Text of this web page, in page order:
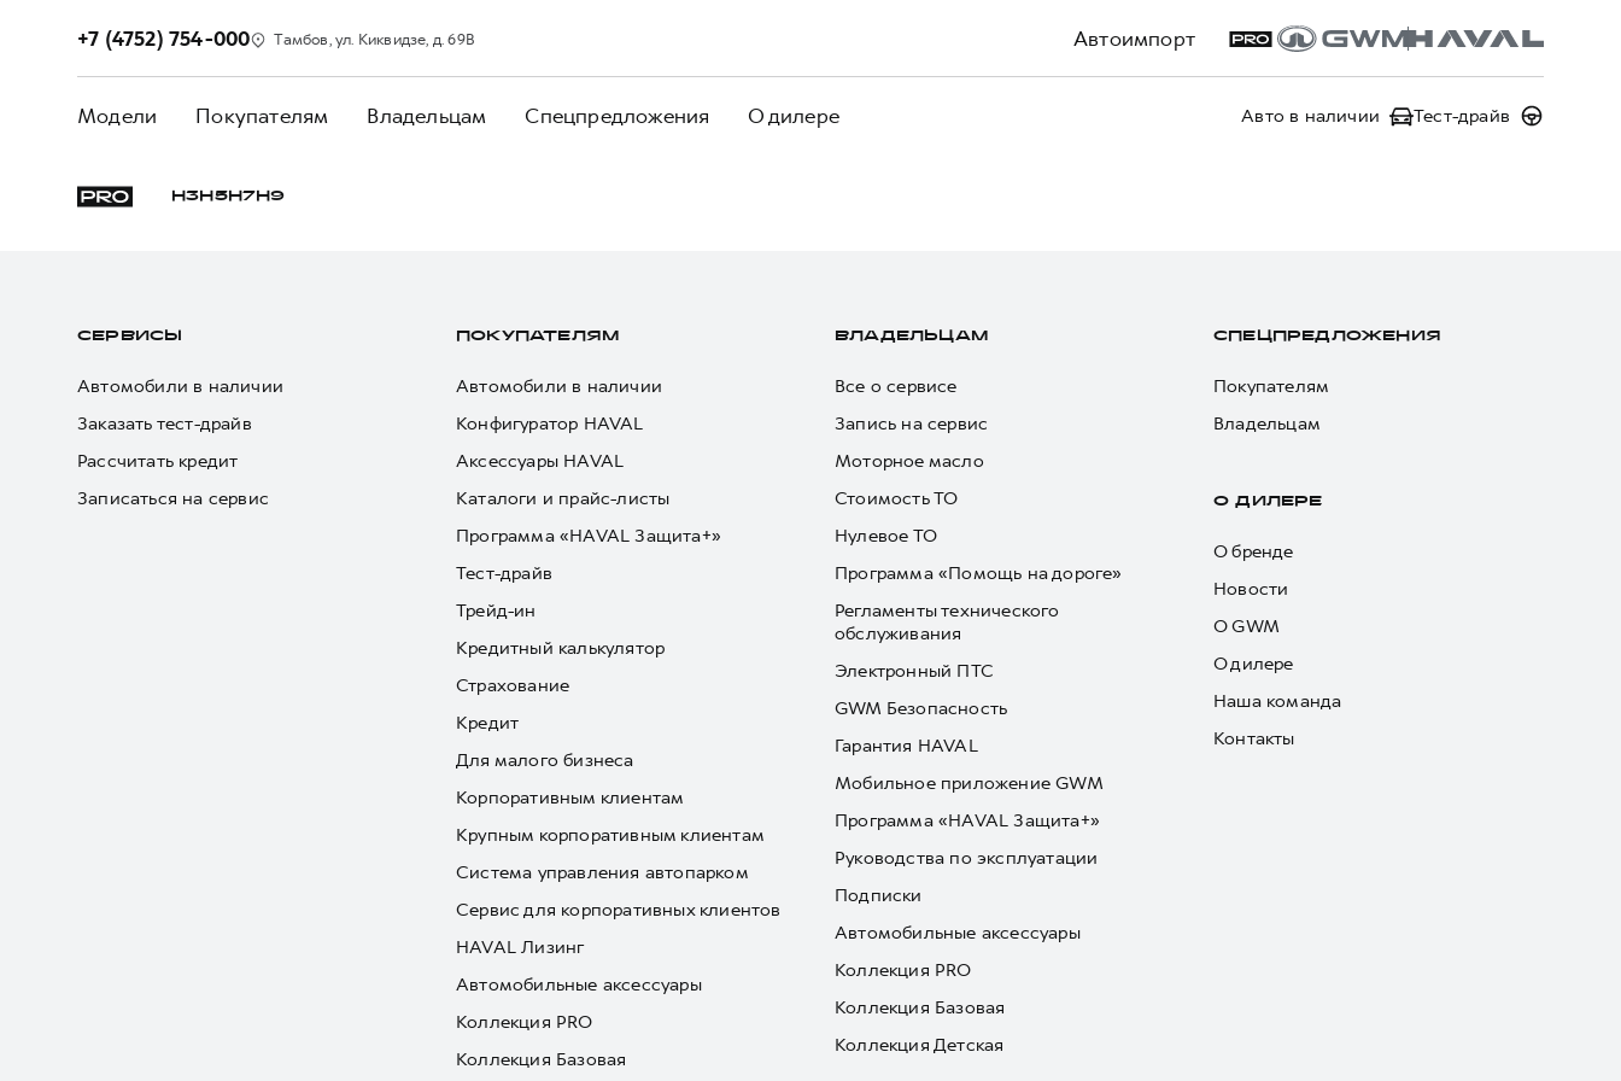
Автоимпорт
+7 (4752) 754-000 Тамбов, ул. Киквидзе, д. 69В
Модели Покупателям Владельцам Спецпредложения О дилере Авто в наличии Тест-драйв
H3 H5H7 H9
СЕРВИСЫ
Автомобили в наличии
Заказать тест-драйв
Рассчитать кредит
Записаться на сервис
ПОКУПАТЕЛЯМ
Автомобили в наличии
Конфигуратор HAVAL
Аксессуары HAVAL
Каталоги и прайс-листы
Программа «HAVAL Защита+»
Тест-драйв
Трейд-ин
Кредитный калькулятор
Страхование
Кредит
Для малого бизнеса
Корпоративным клиентам
Крупным корпоративным клиентам
Система управления автопарком
Сервис для корпоративных клиентов
HAVAL Лизинг
Автомобильные аксессуары
Коллекция PRO
Коллекция Базовая
ВЛАДЕЛЬЦАМ
Все о сервисе
Запись на сервис
Моторное масло
Стоимость ТО
Нулевое ТО
Программа «Помощь на дороге»
Регламенты технического
обслуживания
Электронный ПТС
GWM Безопасность
Гарантия HAVAL
Мобильное приложение GWM
Программа «HAVAL Защита+»
Руководства по эксплуатации
Подписки
Автомобильные аксессуары
Коллекция PRO
Коллекция Базовая
Коллекция Детская
СПЕЦПРЕДЛОЖЕНИЯ
Покупателям
Владельцам
О ДИЛЕРЕ
О бренде
Новости
О GWM
О дилере
Наша команда
Контакты